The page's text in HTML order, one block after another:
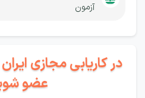
آزمون
در کاریابی مجازی
عضو